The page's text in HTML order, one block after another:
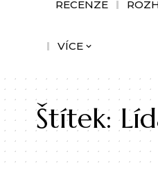
RECENZE
VÍCE
Štítek: